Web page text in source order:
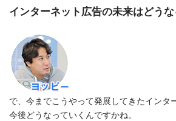
インターネット広告の未来はどうな
で、今までこうやって発展してきたインタ
今後どうなっていくんですかね。